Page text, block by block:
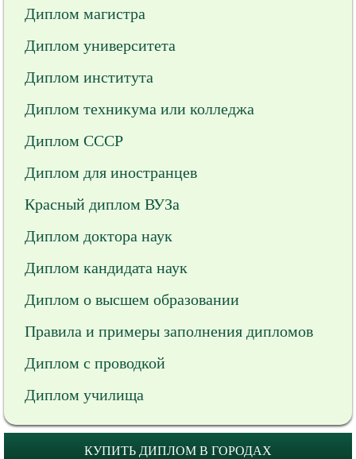
Диплом магистра
Диплом университета
Диплом института
Диплом техникума или колледжа
Диплом СССР
Диплом для иностранцев
Красный диплом ВУЗа
Диплом доктора наук
Диплом кандидата наук
Диплом о высшем образовании
Правила и примеры заполнения дипломов
Диплом с проводкой
Диплом училища
КУПИТЬ ДИПЛОМ В ГОРОДАХ